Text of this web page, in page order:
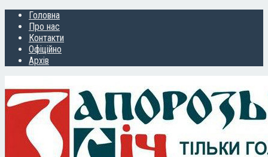
Головна
Про нас
Контакти
Офіційно
Архів